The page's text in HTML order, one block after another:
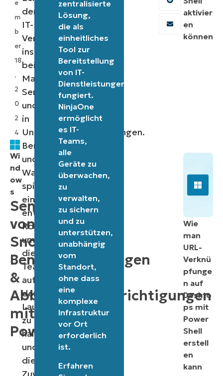
Wi
nd
ow
s
Senden
von
Snooze-
Benachrichtigungen
&
Abbruchbenachrichtigungen
mit
PowerShell
e
m
b
er
18
,
2
0
2
4
der
IT-
Verwaltung,
insbesondere
bei
Managed
Services
und
in
Unternehmensumgebungen.
Benachrichtigungen
und
Warnungen
spielen
eine
entscheidende
Rolle,
um
die
Teams
auf
dem
Laufenden
zu
halten
und
die
Zuverlässigkeit
zentralisierte
Lösung,
die als
einheitliches
Tool zur
Bereitstellung
von IT-
Dienstleistungen
fungiert.
NinjaOne
ermöglicht
es IT-
Teams,
alle
Geräte zu
überwachen,
zu
verwalten,
zu sichern
und zu
unterstützen,
unabhängig
vom
Standort,
ohne dass
eine
komplexe
Infrastruktur
vor Ort
erforderlich
ist.
Erfahren
aktivier
en
können
Wie
man
URL-
Verknü
pfunge
n auf
Deskto
ps mit
Power
Shell
erstell
en
kann